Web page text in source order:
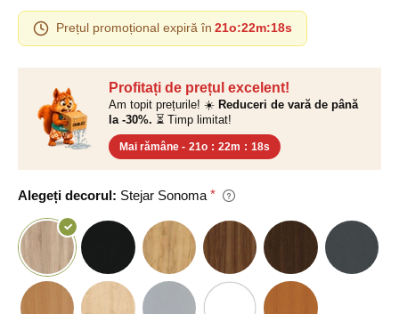
Profitați de prețul excelent!
Am topit prețurile! ☀️ Reduceri de vară de până
la -30%. ⏳ Timp limitat!
Mai rămâne - 21o : 22m : 17s
Alegeți decorul: Stejar Sonoma
Prețul promoțional expiră în 21o:22m:17s